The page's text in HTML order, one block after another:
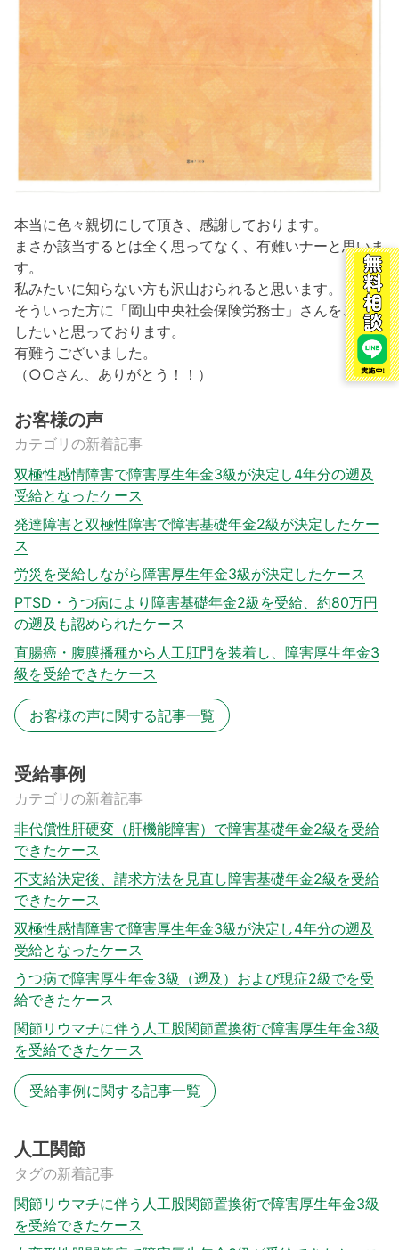
本当に色々親切にして頂き、感謝しております。
まさか該当するとは全く思ってなく、有難いナーと思いま
す。
私みたいに知らない方も沢山おられると思います。
そういった方に「岡山中央社会保険労務士」さんをご紹介
したいと思っております。
有難うございました。
（○○さん、ありがとう！！）
お客様の声
カテゴリの新着記事
双極性感情障害で障害厚生年金3級が決定し4年分の遡及
受給となったケース
発達障害と双極性障害で障害基礎年金2級が決定したケー
ス
労災を受給しながら障害厚生年金3級が決定したケース
PTSD・うつ病により障害基礎年金2級を受給、約80万円
の遡及も認められたケース
直腸癌・腹膜播種から人工肛門を装着し、障害厚生年金3
級を受給できたケース
お客様の声に関する記事一覧
受給事例
カテゴリの新着記事
非代償性肝硬変（肝機能障害）で障害基礎年金2級を受給
できたケース
不支給決定後、請求方法を見直し障害基礎年金2級を受給
できたケース
双極性感情障害で障害厚生年金3級が決定し4年分の遡及
受給となったケース
うつ病で障害厚生年金3級（遡及）および現症2級でを受
給できたケース
関節リウマチに伴う人工股関節置換術で障害厚生年金3級
を受給できたケース
受給事例に関する記事一覧
人工関節
タグの新着記事
関節リウマチに伴う人工股関節置換術で障害厚生年金3級
を受給できたケース